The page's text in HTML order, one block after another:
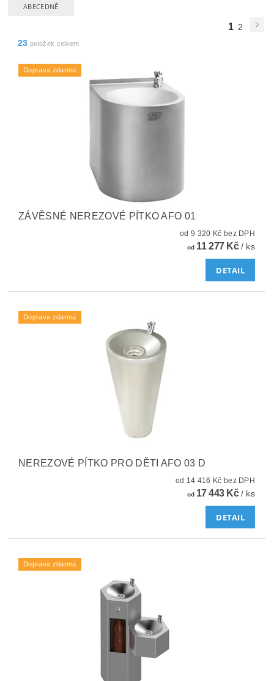
ABECEDNĚ
1 2
23 položek celkem
Doprava zdarma
ZÁVĚSNÉ NEREZOVÉ PÍTKO AFO 01
od 9 320 Kč bez DPH
od11 277 Kč/ ks
DETAIL
Doprava zdarma
NEREZOVÉ PÍTKO PRO DĚTI AFO 03 D
od 14 416 Kč bez DPH
od17 443 Kč/ ks
DETAIL
Doprava zdarma